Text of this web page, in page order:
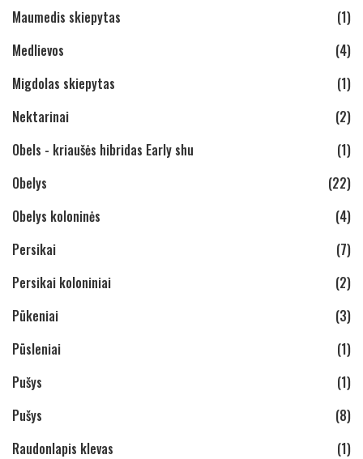
Maumedis skiepytas
(1)
Medlievos
(4)
Migdolas skiepytas
(1)
Nektarinai
(2)
Obels - kriaušės hibridas Early shu
(1)
Obelys
(22)
Obelys koloninės
(4)
Persikai
(7)
Persikai koloniniai
(2)
Pūkeniai
(3)
Pūsleniai
(1)
Pušys
(1)
Pušys
(8)
Raudonlapis klevas
(1)